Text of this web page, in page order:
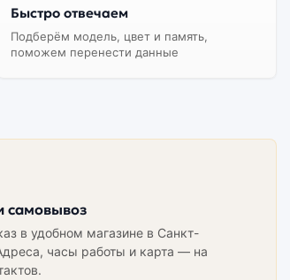
Быстро отвечаем
Подберём модель, цвет и память,
поможем перенести данные
самовывоз
в удобном магазине в Санкт-
часы работы и карта — на